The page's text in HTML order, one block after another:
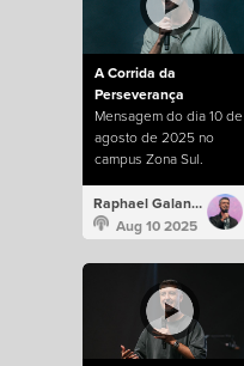
A Corrida da
Perseverança
Mensagem do dia 10 de
agosto de 2025 no
campus Zona Sul.
Raphael Galante
Aug 10 2025